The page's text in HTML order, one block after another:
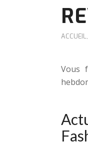
ACCUEIL,
Vous